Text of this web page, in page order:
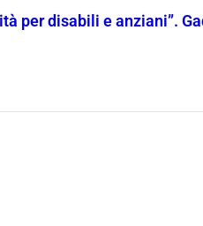
per disabili e anziani”.